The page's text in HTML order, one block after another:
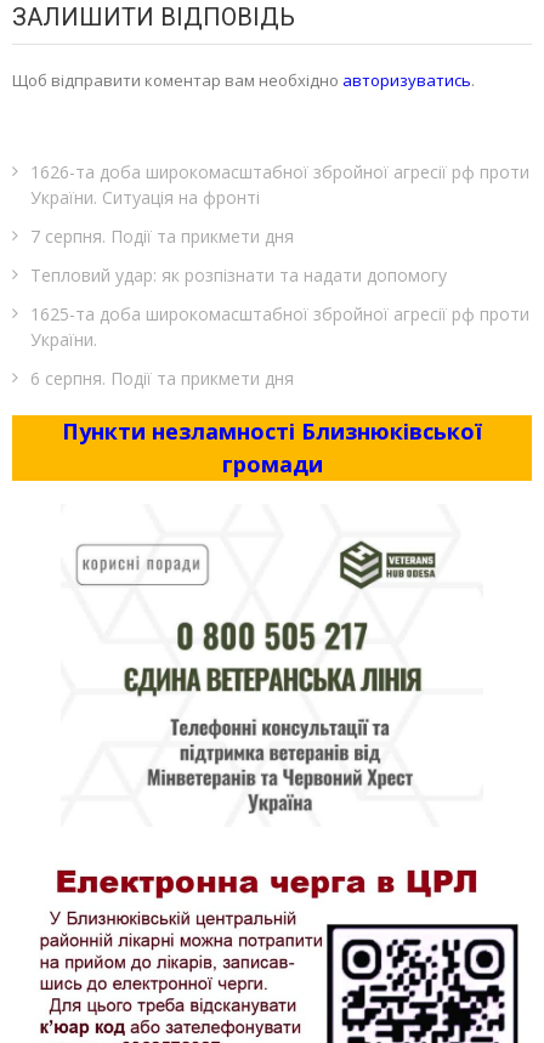
ЗАЛИШИТИ ВІДПОВІДЬ
Щоб відправити коментар вам необхідно авторизуватись.
1626-та доба широкомасштабної збройної агресії рф проти
України. Ситуація на фронті
7 серпня. Події та прикмети дня
Тепловий удар: як розпізнати та надати допомогу
1625-та доба широкомасштабної збройної агресії рф проти
України.
6 серпня. Події та прикмети дня
Пункти незламності Близнюківської
громади